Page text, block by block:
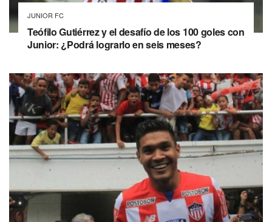
JUNIOR FC
Teófilo Gutiérrez y el desafío de los 100 goles con
Junior: ¿Podrá lograrlo en seis meses?